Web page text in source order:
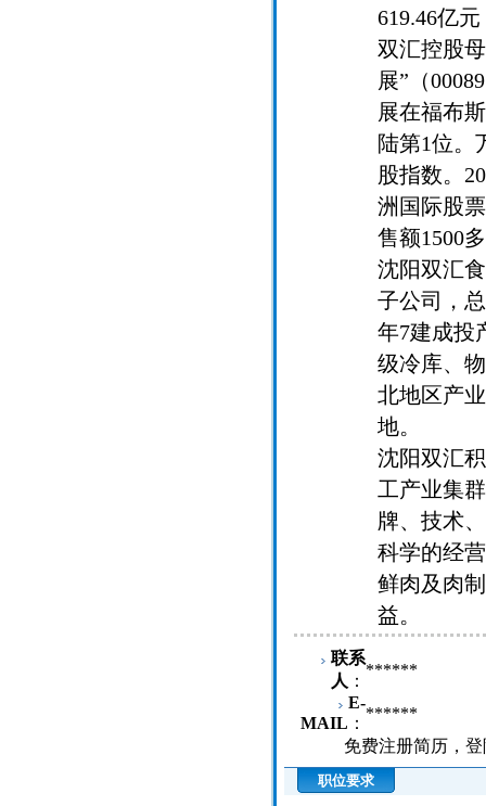
619.46亿
双汇控股
展”（
展在福布
陆第1位。
股指数。
洲国际股
售额1500
沈阳双汇
子公司，
年7建成投
级冷库、
北地区产
地。
沈阳双汇
工产业集
牌、技术
科学的经
鲜肉及肉
益。
联系
人 ：
******
E-
MAIL ：
******
免费注册简历，
职位要求